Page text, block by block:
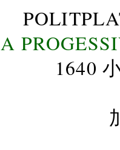
A
1640